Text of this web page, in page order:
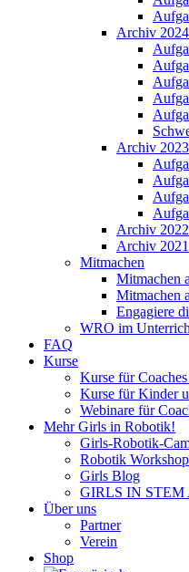
Archiv 2024
Archiv 2023
Archiv 2022
Archiv 2021
Mitmachen
Mitmachen
Mitmachen
Engagiere
WRO im
FAQ
Kurse
Kurse für
Kurse für Kinder
Webinare für
Mehr Girls in Robotik!
Girls-Robotik-
Robotik
Girls Blog
GIRLS IN STEM
Über uns
Partner
Verein
Shop